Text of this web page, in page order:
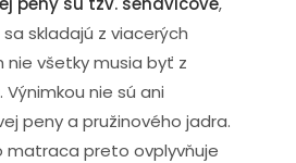
skladajú z viacerých
nie všetky musia byť z
nie sú ani
peny a pružinového jadra.
matraca preto ovplyvňuje